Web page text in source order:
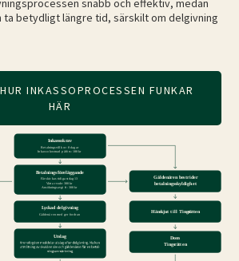
snabb och effektiv, medan
ta betydligt längre tid, särskilt om delgivning
INKASSOPROCESSEN FUNKAR
HÄR